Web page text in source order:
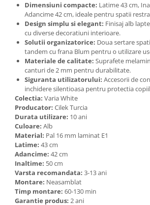
Dimensiuni compacte: Latime 43 cm,
Adancime 42 cm, ideale pentru spatii
Design simplu si elegant: Finisaj alb
cu diverse decoratiuni interioare.
Solutii organizatorice: Doua sertare
tandem cu frana Blum pentru o utilizare
Materiale de calitate: Suprafete
canturi de 2 mm pentru durabilitate.
Siguranta utilizatorului: Accesorii de
inchidere silentioasa pentru protectia
Colectia: Varia White
Producator: Cilek Turcia
Durata utilizare: 10 ani
Culoare: Alb
Material: Pal 16 mm laminat E1
Latime: 43 cm
Adancime: 42 cm
Inaltime: 50 cm
Varsta recomandata: 3-13 ani
Montare: Neasamblat
Timp montare: 60-130 min
Garantie produs: 2 ani